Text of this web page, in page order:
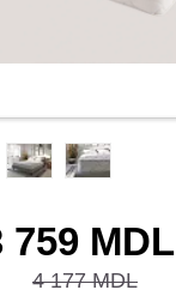
759 MDL
4 177 MDL